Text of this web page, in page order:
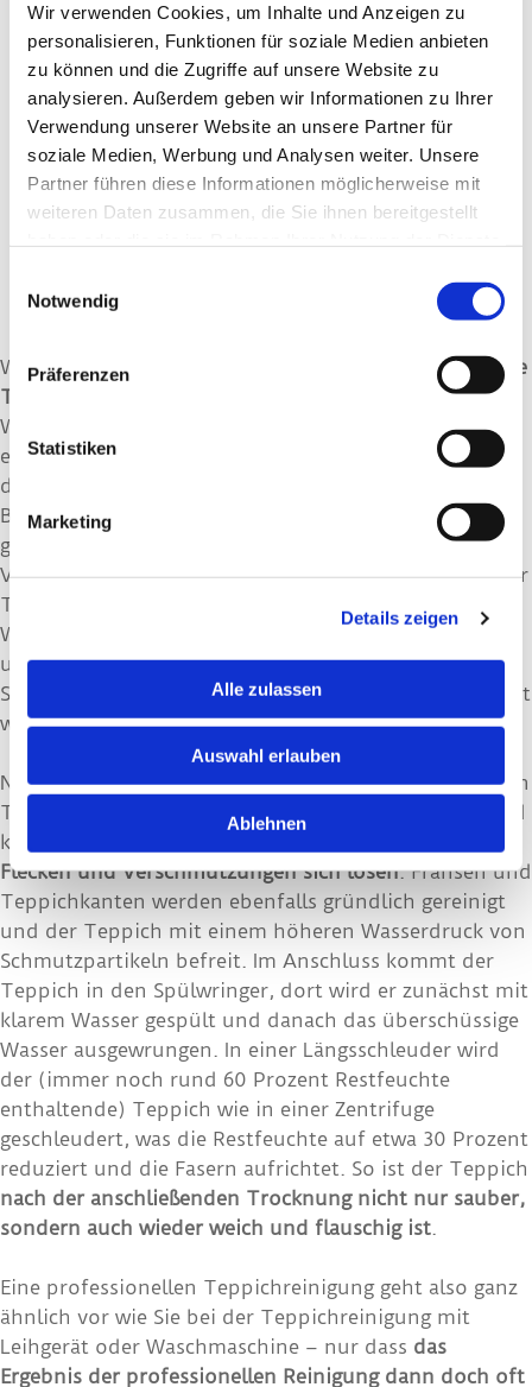
Wir verwenden Cookies, um Inhalte und Anzeigen zu
personalisieren, Funktionen für soziale Medien anbieten
zu können und die Zugriffe auf unsere Website zu
analysieren. Außerdem geben wir Informationen zu Ihrer
Verwendung unserer Website an unsere Partner für
soziale Medien, Werbung und Analysen weiter. Unsere
Partner führen diese Informationen möglicherweise mit
weiteren Daten zusammen, die Sie ihnen bereitgestellt
Notwendig
Präferenzen
Statistiken
Marketing
Details zeigen
Alle zulassen
Auswahl erlauben
Ablehnen
Wie werden Teppiche in der
Reinigung gewaschen?
Wir bieten Ihnen eine
transparente und professionelle
Teppichreinigung
für Teppiche aller Art und Größe.
Wenn Sie uns Ihre Teppiche zur Reinigung übergeben,
erstellen wir zunächst ein genaues Protokoll und
dokumentieren Größe, Form, Flecken und
Beschädigungen. Anschließend wird der Teppich
gründlich ausgeklopft, so dass grobe
Verschmutzungen entfernt werden. Danach weicht der
Teppich in kaltem Wasser mit einem milden
Waschmittel ein. Zusätzlich sorgen kleine Luftblasen
und langsam rotierende Paddelkufen dafür, dass
Schmutz aus den Fasern gelöst und schonend entfernt
wird.
Nach der Vorwäsche folgt auch bei der professionellen
Teppichwäsche die Hauptwäsche. Weiche Bürsten und
klares Wasser sorgen dafür, dass
Flecken und Verschmutzungen sich lösen. Fransen und
Teppichkanten werden ebenfalls gründlich gereinigt
und der Teppich mit einem höheren Wasserdruck von
Schmutzpartikeln befreit. Im Anschluss kommt der
Teppich in den Spülwringer, dort wird er zunächst mit
klarem Wasser gespült und danach das überschüssige
Wasser ausgewrungen. In einer Längsschleuder wird
der (immer noch rund 60 Prozent Restfeuchte
enthaltende) Teppich wie in einer Zentrifuge
geschleudert, was die Restfeuchte auf etwa 30 Prozent
reduziert und die Fasern aufrichtet. So ist der Teppich
nach der anschließenden Trocknung nicht nur sauber,
sondern auch wieder weich und flauschig ist.
Eine professionellen Teppichreinigung geht also ganz
ähnlich vor wie Sie bei der Teppichreinigung mit
Leihgerät oder Waschmaschine – nur dass das
Ergebnis der professionellen Reinigung dann doch oft